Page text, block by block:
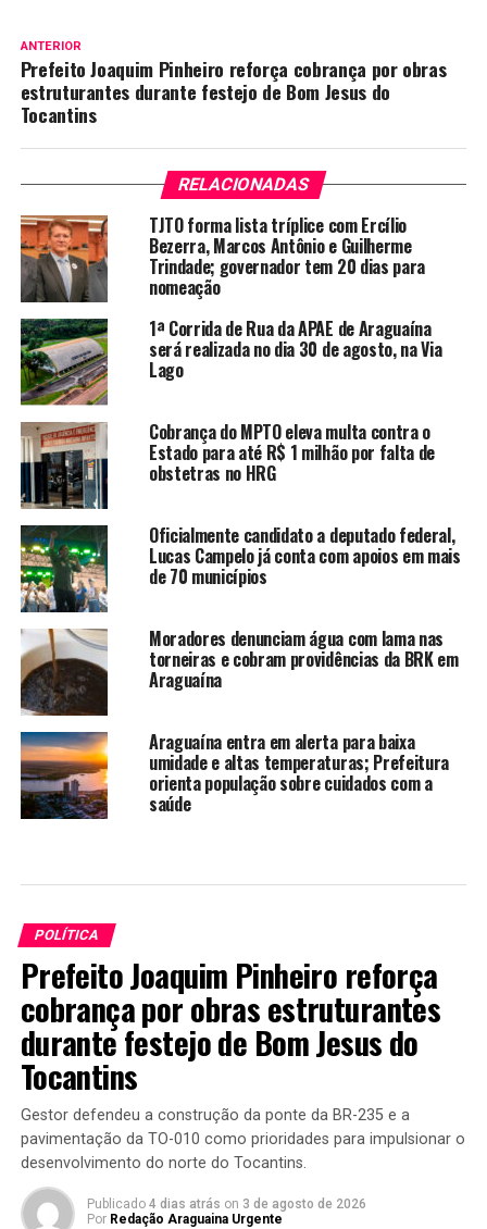
ANTERIOR
Prefeito Joaquim Pinheiro reforça cobrança por obras
estruturantes durante festejo de Bom Jesus do
Tocantins
RELACIONADAS
TJTO forma lista tríplice com Ercílio
Bezerra, Marcos Antônio e Guilherme
Trindade; governador tem 20 dias para
nomeação
1ª Corrida de Rua da APAE de Araguaína
será realizada no dia 30 de agosto, na Via
Lago
Cobrança do MPTO eleva multa contra o
Estado para até R$ 1 milhão por falta de
obstetras no HRG
Oficialmente candidato a deputado federal,
Lucas Campelo já conta com apoios em mais
de 70 municípios
Moradores denunciam água com lama nas
torneiras e cobram providências da BRK em
Araguaína
Araguaína entra em alerta para baixa
umidade e altas temperaturas; Prefeitura
orienta população sobre cuidados com a
saúde
POLÍTICA
Prefeito Joaquim Pinheiro reforça
cobrança por obras estruturantes
durante festejo de Bom Jesus do
Tocantins
Gestor defendeu a construção da ponte da BR-235 e a
pavimentação da TO-010 como prioridades para impulsionar o
desenvolvimento do norte do Tocantins.
Publicado 4 dias atrás on 3 de agosto de 2026
Por Redação Araguaina Urgente